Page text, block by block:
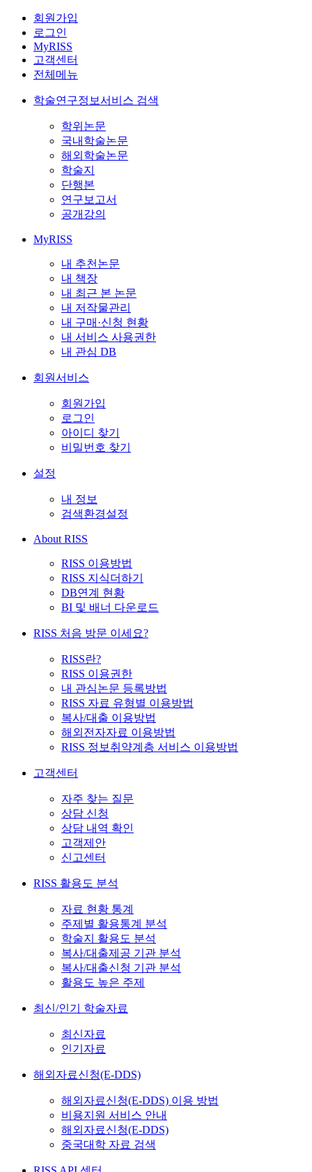
회원가입
로그인
MyRISS
고객센터
전체메뉴
학술연구정보서비스 검색
학위논문
국내학술논문
해외학술논문
학술지
단행본
연구보고서
공개강의
MyRISS
내 추천논문
내 책장
내 최근 본 논문
내 저작물관리
내 구매·신청 현황
내 서비스 사용권한
내 관심 DB
회원서비스
회원가입
로그인
아이디 찾기
비밀번호 찾기
설정
내 정보
검색환경설정
About RISS
RISS 이용방법
RISS 지식더하기
DB연계 현황
BI 및 배너 다운로드
RISS 처음 방문 이세요?
RISS란?
RISS 이용권한
내 관심논문 등록방법
RISS 자료 유형별 이용방법
복사/대출 이용방법
해외전자자료 이용방법
RISS 정보취약계층 서비스 이용방법
고객센터
자주 찾는 질문
상담 신청
상담 내역 확인
고객제안
신고센터
RISS 활용도 분석
자료 현황 통계
주제별 활용통계 분석
학술지 활용도 분석
복사/대출제공 기관 분석
복사/대출신청 기관 분석
활용도 높은 주제
최신/인기 학술자료
최신자료
인기자료
해외자료신청(E-DDS)
해외자료신청(E-DDS) 이용 방법
비용지원 서비스 안내
해외자료신청(E-DDS)
중국대학 자료 검색